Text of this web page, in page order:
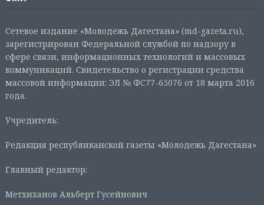
Сетевое издание «Молодежь Дагестана» (md-gazeta.ru),
зарегистрирован Федеральной службой по надзору в
сфере связи, информационных технологий и массовых
коммуникаций. Свидетельство о регистрации средства
массовой информации: ЭЛ № ФС77-65076 от 18 марта 2016
года.
Учредитель:
Редакция республиканской газеты «Молодежь Дагестана»
Главный редактор:
Метхиханов Альберт Гусейнович